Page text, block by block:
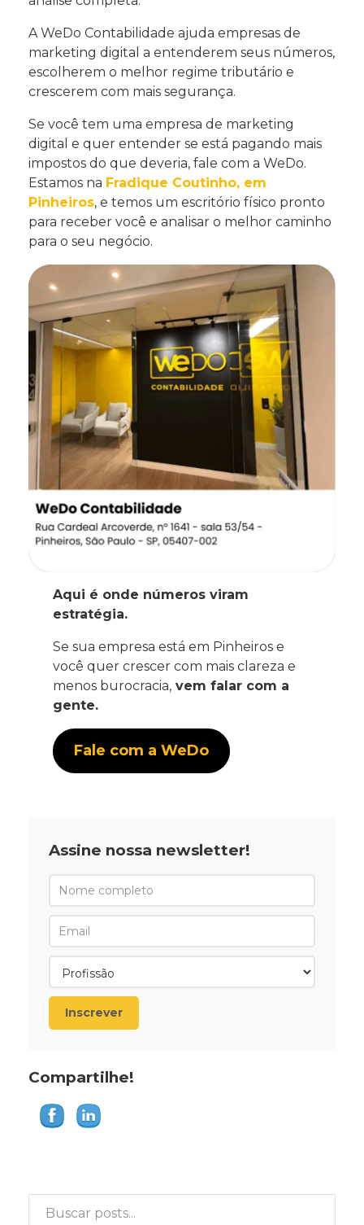
A WeDo Contabilidade ajuda empresas de
marketing digital a entenderem seus números,
escolherem o melhor regime tributário e
crescerem com mais segurança.
Se você tem uma empresa de marketing
digital e quer entender se está pagando mais
impostos do que deveria, fale com a WeDo.
Estamos na Fradique Coutinho, em
Pinheiros, e temos um escritório físico pronto
para receber você e analisar o melhor caminho
para o seu negócio.
Aqui é onde números viram
estratégia.
Se sua empresa está em Pinheiros e
você quer crescer com mais clareza e
menos burocracia, vem falar com a
gente.
Fale com a WeDo
Assine nossa newsletter!
Inscrever
Compartilhe!